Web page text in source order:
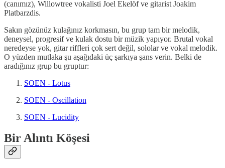
(canımız), Willowtree vokalisti Joel Ekelöf ve gitarist Joakim
Platbarzdis.
Sakın gözünüz kulağınız korkmasın, bu grup tam bir melodik,
deneysel, progresif ve kulak dostu bir müzik yapıyor. Brutal vokal
neredeyse yok, gitar riffleri çok sert değil, sololar ve vokal melodik.
O yüzden mutlaka şu aşağıdaki üç şarkıya şans verin. Belki de
aradığınız grup bu gruptur:
SOEN - Lotus
SOEN - Oscillation
SOEN - Lucidity
Bir Alıntı Köşesi